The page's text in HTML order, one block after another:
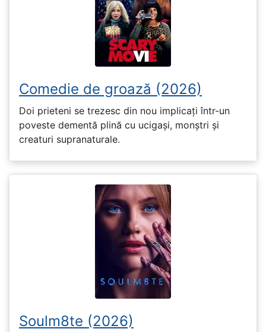
Comedie de groază (2026)
Doi prieteni se trezesc din nou implicați într-un
poveste dementă plină cu ucigași, monștri și
creaturi supranaturale.
Soulm8te (2026)